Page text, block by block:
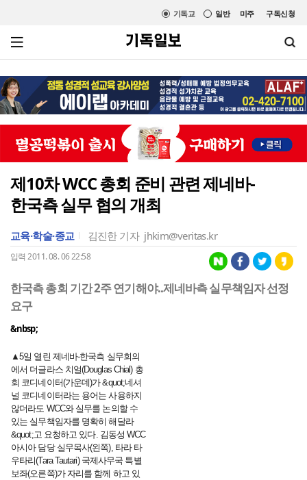
미주 구독신청
일반
기독교
제10차 WCC 총회 준비 관련 제네바-
한국측 실무 협의 개최
교육·학술·종교 김진한 기자 jhkim@veritas.kr
입력 2011. 08. 06 22:58
한국측 총회 기간 2주 연기해야..제네바측 실무책임자 선정
요구
&nbsp;
▲5일 열린 제네바-한국측 실무회의
에서 더글라스 치얼(Douglas Chial) 총
회 코디네이터(가운데)가 &quot;네셔
널 코디네이터라는 용어는 사용하지
않더라도 WCC와 실무를 논의할 수
있는 실무책임자를 명확히 해달라
&quot;고 요청하고 있다. 김동성 WCC
아시아 담당 실무목사(왼쪽), 타라 타
우타리(Tara Tautari) 국제사무국 특별
보좌(오른쪽)가 자리를 함께 하고 있